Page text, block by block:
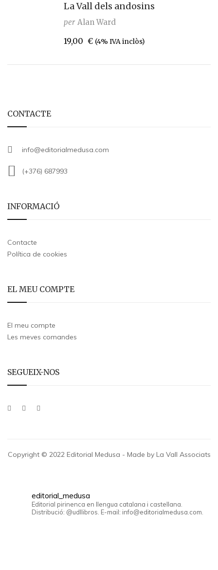
La Vall dels andosins
per Alan Ward
19,00 € (4% IVA inclòs)
CONTACTE
info@editorialmedusa.com
(+376) 687993
INFORMACIÓ
Contacte
Política de cookies
EL MEU COMPTE
El meu compte
Les meves comandes
SEGUEIX-NOS
Copyright © 2022 Editorial Medusa - Made by La Vall Associats
editorial_medusa
Editorial pirinenca en llengua catalana i castellana.
Distribució: @udllibros. E-mail: info@editorialmedusa.com.